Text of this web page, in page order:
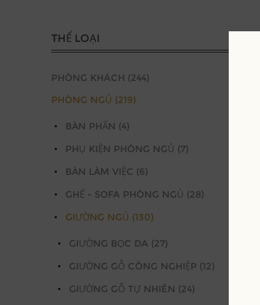
THỂ LOẠI
PHÒNG KHÁCH (244)
PHÒNG NGỦ (219)
BÀN PHẤN (4)
PHỤ KIỆN PHÒNG NGỦ (7)
BÀN LÀM VIỆC (6)
GHẾ - SOFA PHÒNG NGỦ (28)
GIƯỜNG NGỦ (130)
GIƯỜNG BỌC DA (27)
GIƯỜNG GỖ CÔNG NGHIỆP (12)
GIƯỜNG GỖ TỰ NHIÊN (24)